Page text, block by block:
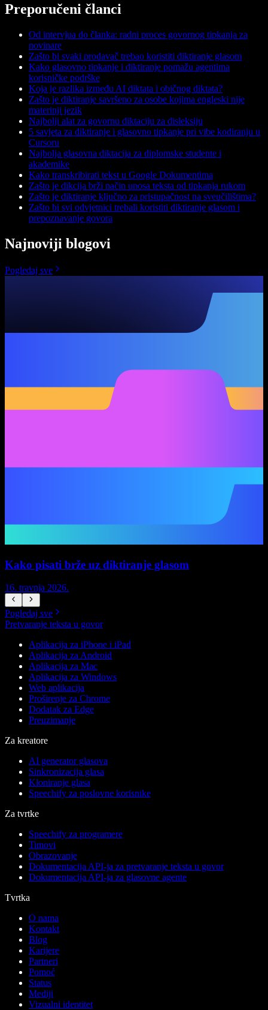
Preporučeni članci
Od intervjua do članka: radni proces govornog tipkanja za
novinare
Zašto bi svaki prodavač trebao koristiti diktiranje glasom
Kako glasovno tipkanje i diktiranje pomažu agentima
korisničke podrške
Koja je razlika između AI diktata i običnog diktata?
Zašto je diktiranje savršeno za osobe kojima engleski nije
materinji jezik
Najbolji alat za govornu diktaciju za disleksiju
5 savjeta za diktiranje i glasovno tipkanje pri vibe kodiranju u
Cursoru
Najbolja glasovna diktacija za diplomske studente i
akademike
Kako transkribirati tekst u Google Dokumentima
Zašto je dikcija brži način unosa teksta od tipkanja rukom
Zašto je diktiranje ključno za pristupačnost na sveučilištima?
Zašto bi svi odvjetnici trebali koristiti diktiranje glasom i
prepoznavanje govora
Najnoviji blogovi
Pogledaj sve
Kako pisati brže uz diktiranje glasom
16. travnja 2026.
Pogledaj sve
Pretvaranje teksta u govor
Aplikacija za iPhone i iPad
Aplikacija za Android
Aplikacija za Mac
Aplikacija za Windows
Web aplikacija
Proširenje za Chrome
Dodatak za Edge
Preuzimanje
Za kreatore
AI generator glasova
Sinkronizacija glasa
Kloniranje glasa
Speechify za poslovne korisnike
Za tvrtke
Speechify za programere
Timovi
Obrazovanje
Dokumentacija API-ja za pretvaranje teksta u govor
Dokumentacija API-ja za glasovne agente
Tvrtka
O nama
Kontakt
Blog
Karijere
Partneri
Pomoć
Status
Mediji
Vizualni identitet